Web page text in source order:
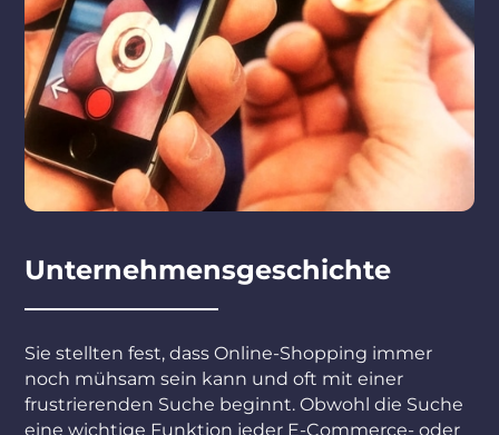
Unternehmensgeschichte
Sie stellten fest, dass Online-Shopping immer
noch mühsam sein kann und oft mit einer
frustrierenden Suche beginnt. Obwohl die Suche
eine wichtige Funktion jeder E-Commerce- oder